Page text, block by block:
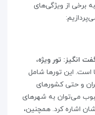
برخی از ویژگی‌های
انگیز: تور ویژه،
است. این تورها شامل
و حتی کشورهای
می‌توان به شهرهای
اشاره کرد. همچنین،